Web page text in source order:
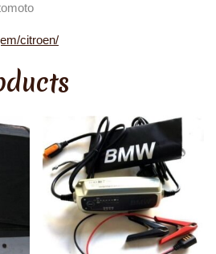
citroen/